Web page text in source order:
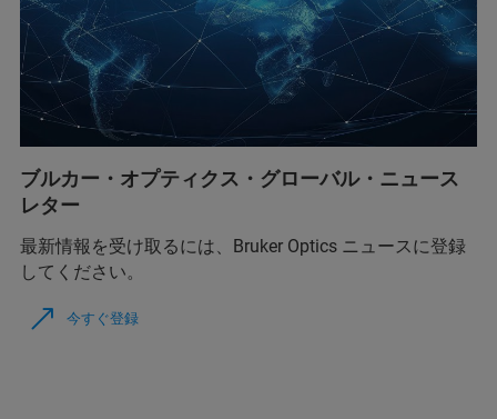
ブルカー・オプティクス・グローバル・ニュース
レター
最新情報を受け取るには、Bruker Optics ニュースに登録
してください。
今すぐ登録